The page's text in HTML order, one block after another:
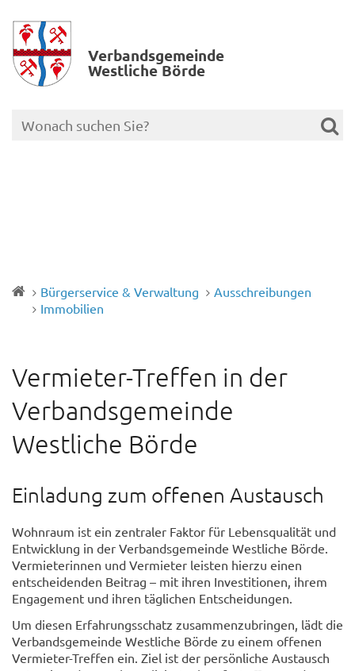
Verbands­gemeinde
Westliche Börde
Bürgerservice & Verwaltung
Ausschreibungen
Immobilien
Vermieter-Treffen in der
Verbandsgemeinde
Westliche Börde
Einladung zum offenen Austausch
Wohnraum ist ein zentraler Faktor für Lebensqualität und
Entwicklung in der Verbandsgemeinde Westliche Börde.
Vermieterinnen und Vermieter leisten hierzu einen
entscheidenden Beitrag – mit ihren Investitionen, ihrem
Engagement und ihren täglichen Entscheidungen.
Um diesen Erfahrungsschatz zusammenzubringen, lädt die
Verbandsgemeinde Westliche Börde zu einem offenen
Vermieter-Treffen ein. Ziel ist der persönliche Austausch